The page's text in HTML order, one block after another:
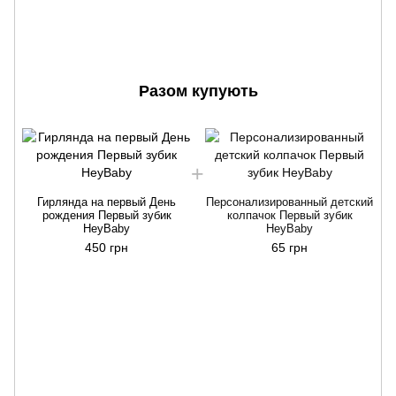
Разом купують
Гирлянда на первый День
рождения Первый зубик
HeyBaby
450 грн
Персонализированный детский
колпачок Первый зубик
HeyBaby
65 грн